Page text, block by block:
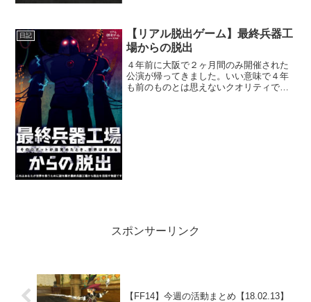
日記
【リアル脱出ゲーム】最終兵器工
場からの脱出
４年前に大阪で２ヶ月間のみ開催された
公演が帰ってきました。いい意味で４年
も前のものとは思えないクオリティでし
スポンサーリンク
【FF14】今週の活動まとめ【18.02.13】